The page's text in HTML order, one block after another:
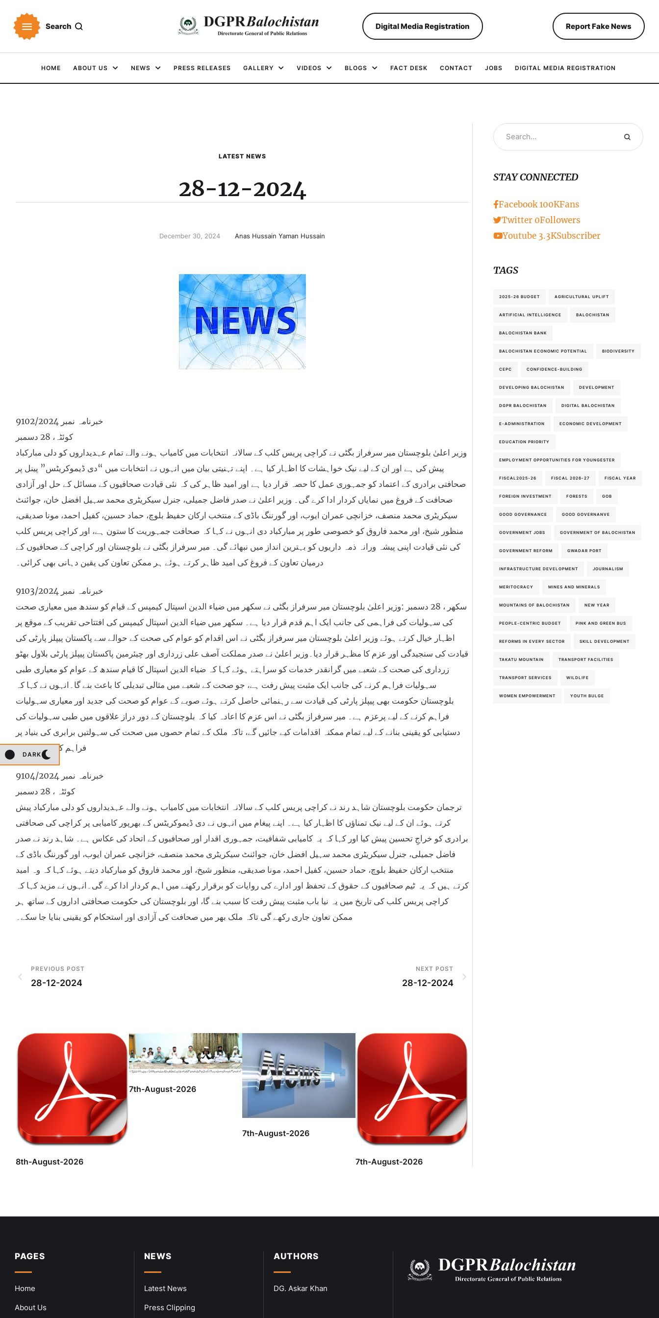
Search Digital Media Registration Report Fake News
DARK
HOME ABOUT US NEWS PRESS RELEASES GALLERY VIDEOS BLOGS FACT DESK CONTACT JOBS DIGITAL MEDIA REGISTRATION
LATEST NEWS
28-12-2024
December 30, 2024 Anas Hussain Yaman Hussain
خبرنامہ نمبر 9102/2024
کوئٹہ، 28 دسمبر
وزیر اعلیٰ بلوچستان میر سرفراز بگٹی نے کراچی پریس کلب کے سالانہ انتخابات میں کامیاب ہونے والے تمام عہدیداروں کو دلی مبارکباد
پیش کی ہے اور ان کے لیے نیک خواہشات کا اظہار کیا ہے۔ اپنے تہنیتی بیان میں انہوں نے انتخابات میں “دی ڈیموکریٹس” پینل پر
صحافتی برادری کے اعتماد کو جمہوری عمل کا حصہ قرار دیا ہے اور امید ظاہر کی کہ نئی قیادت صحافیوں کے مسائل کے حل اور آزادی
صحافت کے فروغ میں نمایاں کردار ادا کرے گی۔ وزیر اعلیٰ نے صدر فاضل جمیلی، جنرل سیکریٹری محمد سہیل افضل خان، جوائنٹ
سیکریٹری محمد منصف، خزانچی عمران ایوب، اور گورننگ باڈی کے منتخب ارکان حفیظ بلوچ، حماد حسین، کفیل احمد، مونا صدیقی،
منظور شیخ، اور محمد فاروق کو خصوصی طور پر مبارکباد دی انہوں نے کہا کہ صحافت جمہوریت کا ستون ہے، اور کراچی پریس کلب
کی نئی قیادت اپنی پیشہ ورانہ ذمہ داریوں کو بہترین انداز میں نبھائے گی۔ میر سرفراز بگٹی نے بلوچستان اور کراچی کے صحافیوں کے
درمیان تعاون کے فروغ کی امید ظاہر کرتے ہوئے ہر ممکن تعاون کی یقین دہانی بھی کرائی۔
خبرنامہ نمبر 9103/2024
سکھر ، 28 دسمبر :وزیر اعلیٰ بلوچستان میر سرفراز بگٹی نے سکھر میں ضیاء الدین اسپتال کیمپس کے قیام کو سندھ میں معیاری صحت
کی سہولیات کی فراہمی کی جانب ایک اہم قدم قرار دیا ہے۔ سکھر میں ضیاء الدین اسپتال کیمپس کی افتتاحی تقریب کے موقع پر
اظہار خیال کرتے ہوئے وزیر اعلیٰ بلوچستان میر سرفراز بگٹی نے اس اقدام کو عوام کی صحت کے حوالے سے پاکستان پیپلز پارٹی کی
قیادت کی سنجیدگی اور عزم کا مظہر قرار دیا۔وزیر اعلیٰ نے صدر مملکت آصف علی زرداری اور چیئرمین پاکستان پیپلز پارٹی بلاول بھٹو
زرداری کی صحت کے شعبے میں گرانقدر خدمات کو سراہتے ہوئے کہا کہ ضیاء الدین اسپتال کا قیام سندھ کے عوام کو معیاری طبی
سہولیات فراہم کرنے کی جانب ایک مثبت پیش رفت ہے، جو صحت کے شعبے میں مثالی تبدیلی کا باعث بنے گا۔انہوں نے کہا کہ
بلوچستان حکومت بھی پیپلز پارٹی کی قیادت سے رہنمائی حاصل کرتے ہوئے صوبے کے عوام کو صحت کی جدید اور معیاری سہولیات
فراہم کرنے کے لیے پرعزم ہے۔ میر سرفراز بگٹی نے اس عزم کا اعادہ کیا کہ بلوچستان کے دور دراز علاقوں میں طبی سہولیات کی
دستیابی کو یقینی بنانے کے لیے تمام ممکنہ اقدامات کیے جائیں گے، تاکہ ملک کے تمام حصوں میں صحت کی سہولتیں برابری کی بنیاد پر
فراہم کی جا سکیں۔
خبرنامہ نمبر 9104/2024
کوئٹہ ، 28 دسمبر
ترجمان حکومت بلوچستان شاہد رند نے کراچی پریس کلب کے سالانہ انتخابات میں کامیاب ہونے والے عہدیداروں کو دلی مبارکباد پیش
کرتے ہوئے ان کے لیے نیک تمناؤں کا اظہار کیا ہے۔ اپنے پیغام میں انہوں نے دی ڈیموکریٹس کے بھرپور کامیابی پر کراچی کی صحافتی
برادری کو خراجِ تحسین پیش کیا اور کہا کہ یہ کامیابی شفافیت، جمہوری اقدار اور صحافیوں کے اتحاد کی عکاس ہے۔ شاہد رند نے صدر
فاضل جمیلی، جنرل سیکریٹری محمد سہیل افضل خان، جوائنٹ سیکریٹری محمد منصف، خزانچی عمران ایوب، اور گورننگ باڈی کے
منتخب ارکان حفیظ بلوچ، حماد حسین، کفیل احمد، مونا صدیقی، منظور شیخ، اور محمد فاروق کو مبارکباد دیتے ہوئے کہا کہ وہ امید
کرتے ہیں کہ یہ ٹیم صحافیوں کے حقوق کے تحفظ اور ادارے کی روایات کو برقرار رکھنے میں اہم کردار ادا کرے گی۔انہوں نے مزید کہا کہ
کراچی پریس کلب کی تاریخ میں یہ نیا باب مثبت پیش رفت کا سبب بنے گا، اور بلوچستان کی حکومت صحافتی اداروں کے ساتھ ہر
ممکن تعاون جاری رکھے گی تاکہ ملک بھر میں صحافت کی آزادی اور استحکام کو یقینی بنایا جا سکے۔
PREVIOUS POST
28-12-2024
NEXT POST
28-12-2024
8th-August-2026
7th-August-2026
7th-August-2026
7th-August-2026
STAY CONNECTED
Facebook100KFans
Twitter 0Followers
Youtube 3.3KSubscriber
TAGS
2025-26 BUDGET AGRICULTURAL UPLIFT
ARTIFICIAL INTELLIGENCE BALOCHISTAN
BALOCHISTAN BANK
BALOCHISTAN ECONOMIC POTENTIAL BIODIVERSITY
CEPC CONFIDENCE-BUILDING
DEVELOPING BALOCHISTAN DEVELOPMENT
DGPR BALOCHISTAN DIGITAL BALOCHISTAN
E-ADMINISTRATION ECONOMIC DEVELOPMENT
EDUCATION PRIORITY
EMPLOYMENT OPPORTUNITIES FOR YOUNGESTER
FISCAL2025-26 FISCAL 2026-27 FISCAL YEAR
FOREIGN INVESTMENT FORESTS GOB
GOOD GOVERNANCE GOOD GOVERNANVE
GOVERNMENT JOBS GOVERNMENT OF BALOCHISTAN
GOVERNMENT REFORM GWADAR PORT
INFRASTRUCTURE DEVELOPMENT JOURNALISM
MERITOCRACY MINES AND MINERALS
MOUNTAINS OF BALOCHISTAN NEW YEAR
PEOPLE-CENTRIC BUDGET PINK AND GREEN BUS
REFORMS IN EVERY SECTOR SKILL DEVELOPMENT
TAKATU MOUNTAIN TRANSPORT FACILITIES
TRANSPORT SERVICES WILDLIFE
WOMEN EMPOWERMENT YOUTH BULGE
PAGES
Home
About Us
NEWS
Latest News
Press Clipping
AUTHORS
DG. Askar Khan